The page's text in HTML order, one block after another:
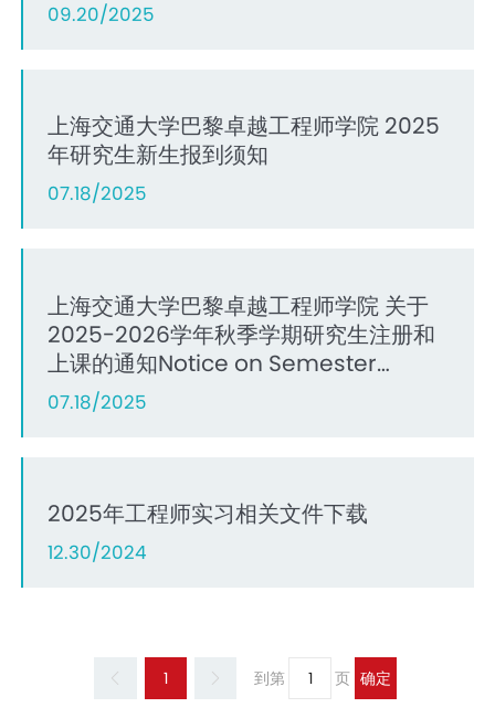
09.20/2025
上海交通大学巴黎卓越工程师学院 2025
年研究生新生报到须知
07.18/2025
上海交通大学巴黎卓越工程师学院 关于
2025-2026学年秋季学期研究生注册和
上课的通知Notice on Semester
Registration of Graduate Students
for 2025-2026 Autumn Semester
07.18/2025
2025年工程师实习相关文件下载
12.30/2024
1 到第 页 确定